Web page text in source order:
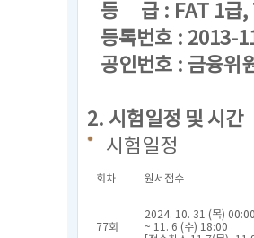
등 급 : FAT 1급,
등록번호 : 2013-
공인번호 : 금융위
2. 시험일정 및 시간
시험일정
회차 원서접수
77회
2024. 10. 31 (목)
~ 11. 6 (수) 18:00